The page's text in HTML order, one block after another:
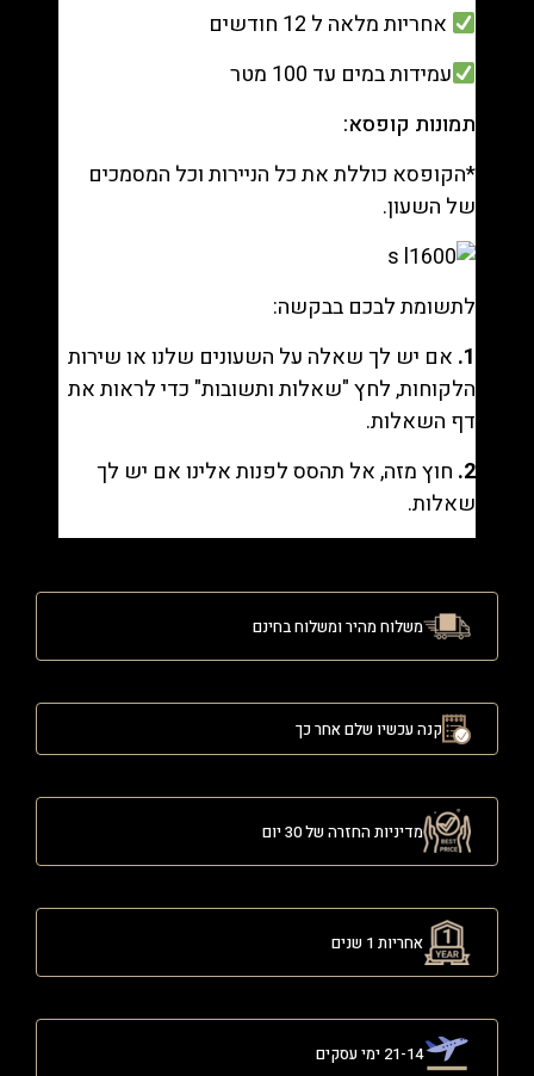
אחריות מלאה ל 12 חודשים
עמידות במים עד 100 מטר
תמונות קופסא:
*הקופסא כוללת את כל הניירות וכל המסמכים
של השעון.
לתשומת לבכם בבקשה:
1. אם יש לך שאלה על השעונים שלנו או שירות
הלקוחות, לחץ "שאלות ותשובות" כדי לראות את
דף השאלות.
2. חוץ מזה, אל תהסס לפנות אלינו אם יש לך
שאלות.
משלוח מהיר ומשלוח בחינם
קנה עכשיו שלם אחר כך
מדיניות החזרה של 30 יום
אחריות 1 שנים
21-14 ימי עסקים